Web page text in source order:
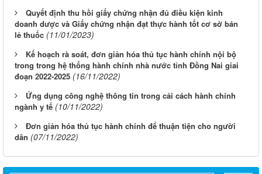
Quyết định thu hồi giấy chứng nhận đủ điều kiện kinh
doanh dược và Giấy chứng nhận đạt thực hành tốt cơ sở bán
lẻ thuốc (11/01/2023)
Kế hoạch rà soát, đơn giản hóa thủ tục hành chính nội bộ
trong trong hệ thống hành chính nhà nước tỉnh Đồng Nai giai
đoạn 2022-2025 (16/11/2022)
Ứng dụng công nghệ thông tin trong cải cách hành chính
ngành y tế (10/11/2022)
Đơn giản hóa thủ tục hành chính để thuận tiện cho người
dân (07/11/2022)